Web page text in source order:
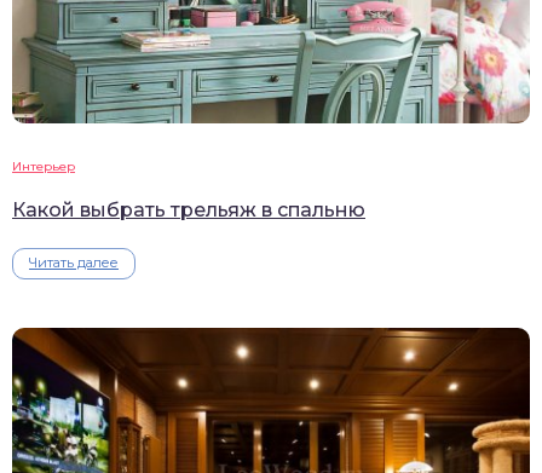
Интерьер
Какой выбрать трельяж в спальню
Читать далее